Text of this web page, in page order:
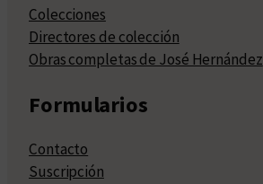
Colecciones
Directores de colección
Obras completas de José Hernández
Formularios
Contacto
Suscripción